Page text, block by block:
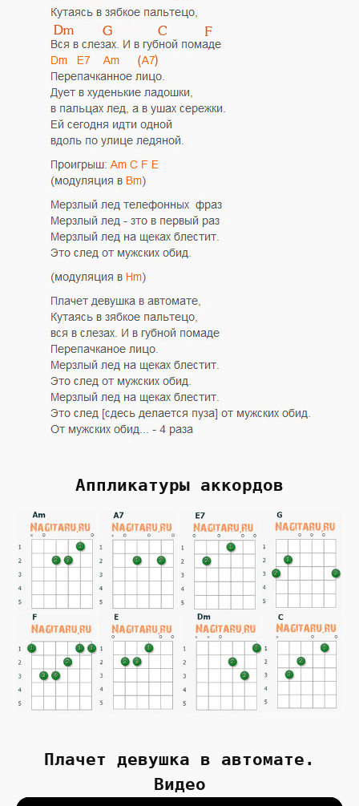
Аппликатуры аккордов
Плачет девушка в автомате.
Видео